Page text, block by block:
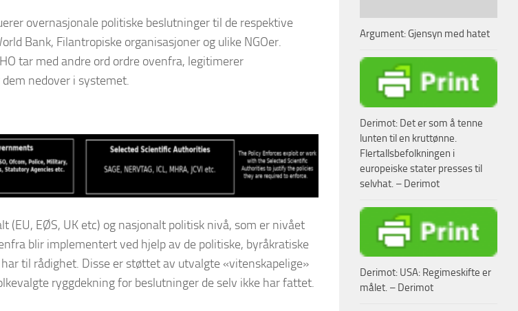
overnasjonale politiske beslutninger til de respektive
Bank, Filantropiske organisasjoner og ulike NGOer.
tar med andre ord ordre ovenfra, legitimerer
nedover i systemet.
(EU, EØS, UK etc) og nasjonalt politisk nivå, som er nivået
blir implementert ved hjelp av de politiske, byråkratiske
til rådighet. Disse er støttet av utvalgte «vitenskapelige»
ryggdekning for beslutninger de selv ikke har fattet.
Argument: Gjensyn med hatet
Derimot: Det er som å tenne
lunten til en kruttønne.
Flertallsbefolkningen i
europeiske stater presses til
selvhat. – Derimot
Derimot: USA: Regimeskifte er
målet. – Derimot